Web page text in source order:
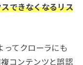
できなくなるリス
ってクローラにも
コンテンツと誤認